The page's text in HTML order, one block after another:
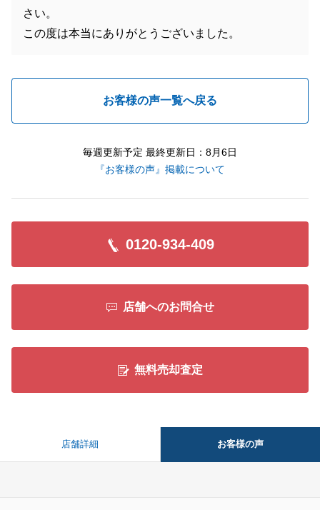
さい。
この度は本当にありがとうございました。
お客様の声一覧へ戻る
毎週更新予定 最終更新日：8月6日
『お客様の声』掲載について
0120-934-409
店舗へのお問合せ
無料売却査定
店舗詳細 お客様の声